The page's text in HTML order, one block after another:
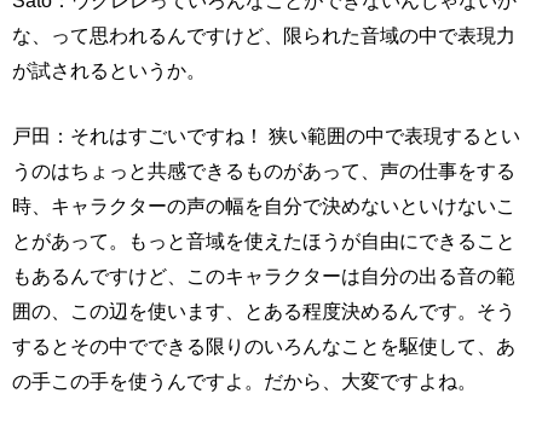
な、って思われるんですけど、限られた音域の中で表現力
が試されるというか。
戸田：それはすごいですね！ 狭い範囲の中で表現するとい
うのはちょっと共感できるものがあって、声の仕事をする
時、キャラクターの声の幅を自分で決めないといけないこ
とがあって。もっと音域を使えたほうが自由にできること
もあるんですけど、このキャラクターは自分の出る音の範
囲の、この辺を使います、とある程度決めるんです。そう
するとその中でできる限りのいろんなことを駆使して、あ
の手この手を使うんですよ。だから、大変ですよね。